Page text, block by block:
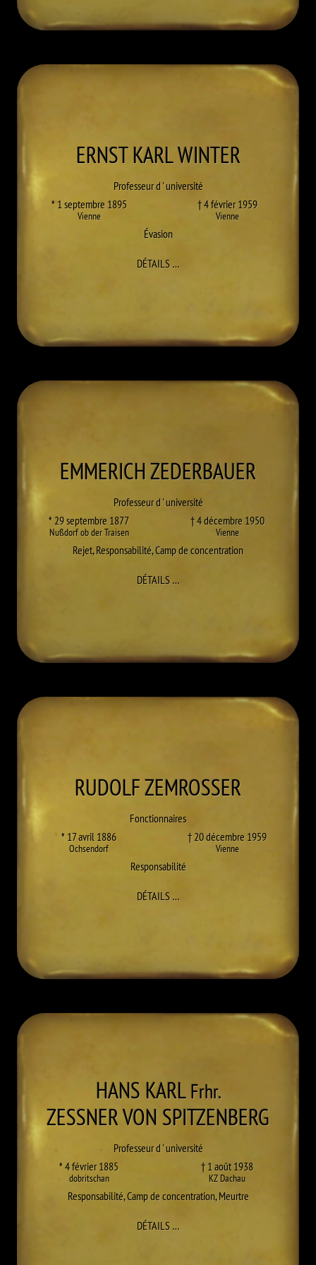
ERNST KARLWINTER
Professeur d ' université
* 1 septembre 1895
Vienne
† 4 février 1959
Vienne
Évasion
DÉTAILS…À ERNST KARL WINTER
EMMERICHZEDERBAUER
Professeur d ' université
* 29 septembre 1877
Nußdorf ob der Traisen
† 4 décembre 1950
Vienne
Rejet,Responsabilité,Camp de concentration
DÉTAILS…À EMMERICH ZEDERBAUER
RUDOLFZEMROSSER
Fonctionnaires
* 17 avril 1886
Ochsendorf
† 20 décembre 1959
Vienne
Responsabilité
DÉTAILS…À RUDOLF ZEMROSSER
HANS KARLFrhr.
ZESSNER VON SPITZENBERG
Professeur d ' université
* 4 février 1885
dobritschan
† 1 août 1938
KZ Dachau
Responsabilité,Camp de concentration,Meurtre
DÉTAILS…À HANS KARL ZESSNER VON